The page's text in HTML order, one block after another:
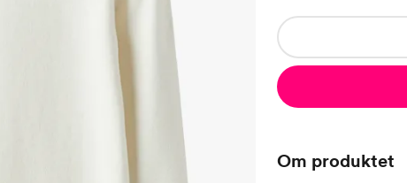
Om produktet